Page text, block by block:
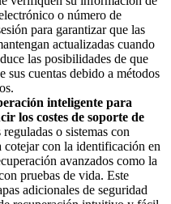
o número de
para garantizar que las
actualizadas cuando
las posibilidades de que
sus cuentas debido a métodos
inteligente para
los costes de soporte de
o sistemas con
cotejar con la identificación en
avanzados como la
pruebas de vida. Este
adicionales de seguridad